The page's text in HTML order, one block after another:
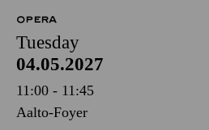
OPERA
Tuesday
04.05.2027
11:00 - 11:45
Aalto-Foyer